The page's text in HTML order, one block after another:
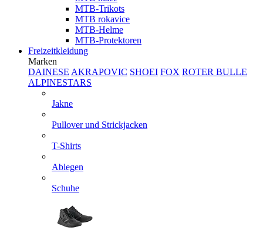
MTB-Trikots
MTB rokavice
MTB-Helme
MTB-Protektoren
Freizeitkleidung
Marken
DAINESE AKRAPOVIC SHOEI FOX ROTER BULLE
ALPINESTARS
Jakne
Pullover und Strickjacken
T-Shirts
Ablegen
Schuhe